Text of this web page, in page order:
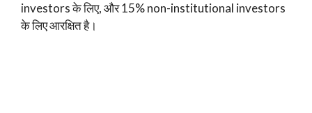
investors के लिए, और 15% non-institutional investors
के लिए आरक्षित है।